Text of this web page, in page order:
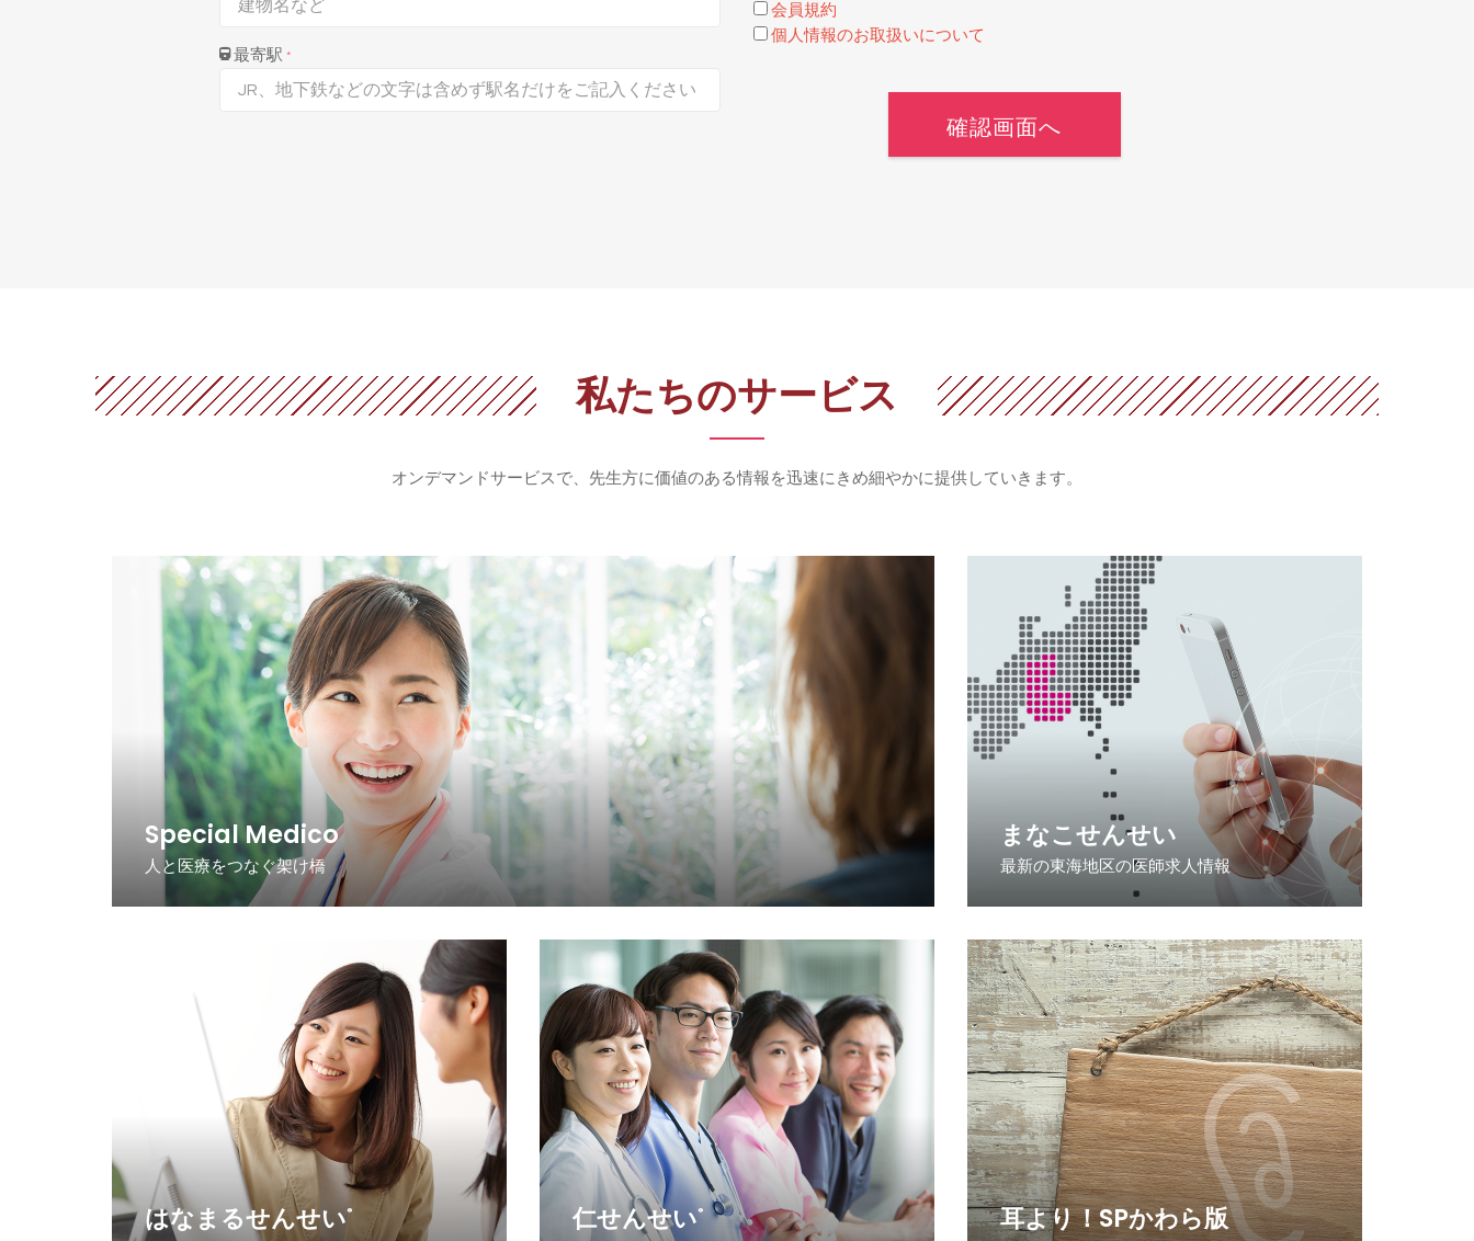
最寄駅 *
会員規約
個人情報のお取扱いについて
確認画面へ
私たちのサービス
オンデマンドサービスで、先生方に価値のある情報を迅速にきめ細やかに提供していきます。
Special Medico
人と医療をつなぐ架け橋
まなこせんせい
最新の東海地区の医師求人情報
はなまるせんせい® 仁せんせい® 耳より！SPかわら版